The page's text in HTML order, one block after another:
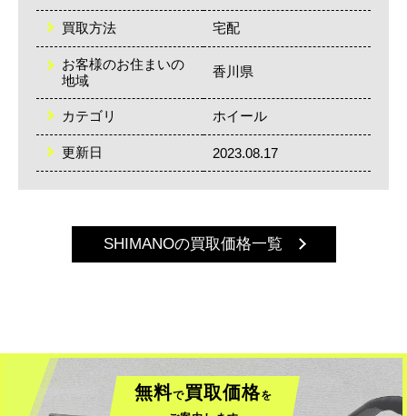
買取方法 宅配
お客様のお住まいの
地域
香川県
カテゴリ ホイール
更新日 2023.08.17
SHIMANOの買取価格一覧
無料で買取価格を